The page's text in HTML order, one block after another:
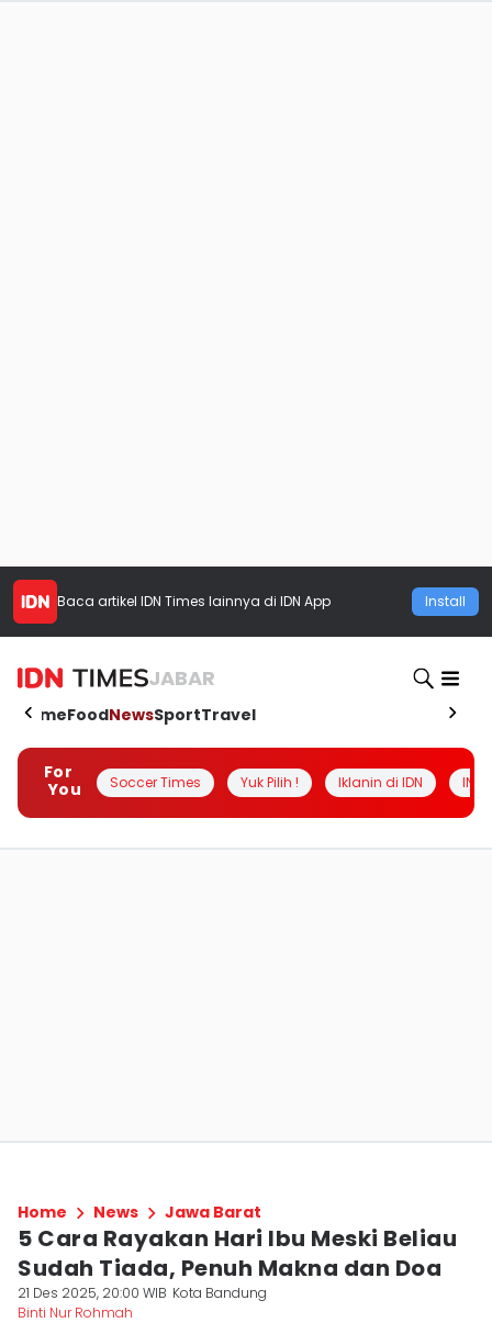
Baca artikel IDN Times lainnya di IDN App Install
JABAR
HomeFoodNewsSportTravel
For
You
Soccer Times Yuk Pilih ! Iklanin di IDN
Home News Jawa Barat
5 Cara Rayakan Hari Ibu Meski Beliau
Sudah Tiada, Penuh Makna dan Doa
21 Des 2025, 20:00 WIB Kota Bandung
Binti Nur Rohmah